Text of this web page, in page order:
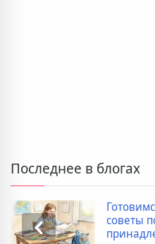
Последнее в блогах
советы